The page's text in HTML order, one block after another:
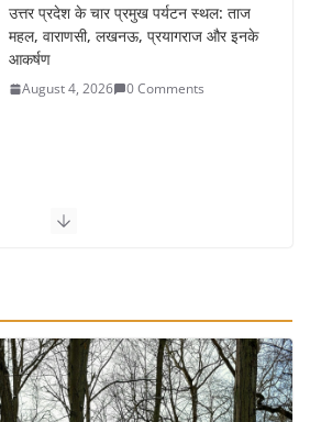
उत्तर प्रदेश के चार प्रमुख पर्यटन स्थल: ताज
महल, वाराणसी, लखनऊ, प्रयागराज और इनके
आकर्षण
August 4, 2026 0 Comments
August 3, 2026
के लिए 7 बेहतरीन ठंडी जगहें – भीड़ से